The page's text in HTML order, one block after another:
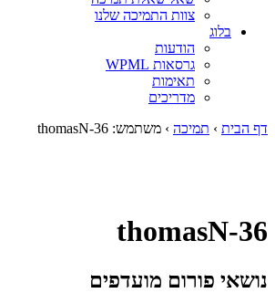
צוות התמיכה שלנו
בלוג
הודעות
גרסאות WPML
תאימות
מדריכים
דף הבית › תמיכה › משתמש: thomasN-36
thomasN-36
נושאי פורום מועדפים